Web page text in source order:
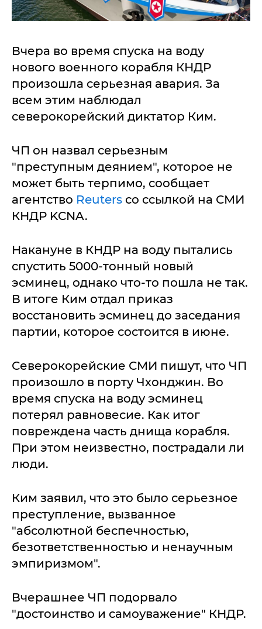
Вчера во время спуска на воду
нового военного корабля КНДР
произошла серьезная авария. За
всем этим наблюдал
северокорейский диктатор Ким.
ЧП он назвал серьезным
"преступным деянием", которое не
может быть терпимо, сообщает
агентство Reuters со ссылкой на СМИ
КНДР KCNA.
Накануне в КНДР на воду пытались
спустить 5000-тонный новый
эсминец, однако что-то пошла не так.
В итоге Ким отдал приказ
восстановить эсминец до заседания
партии, которое состоится в июне.
Северокорейские СМИ пишут, что ЧП
произошло в порту Чхонджин. Во
время спуска на воду эсминец
потерял равновесие. Как итог
повреждена часть днища корабля.
При этом неизвестно, пострадали ли
люди.
Ким заявил, что это было серьезное
преступление, вызванное
"абсолютной беспечностью,
безответственностью и ненаучным
эмпиризмом".
Вчерашнее ЧП подорвало
"достоинство и самоуважение" КНДР.